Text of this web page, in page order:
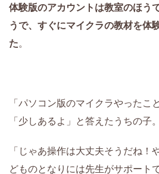
体験版のアカウントは教室のほう
うで、すぐにマイクラの教材を体
た。
「パソコン版のマイクラやったこ
「少しあるよ」と答えたうちの子。
「じゃあ操作は大丈夫そうだね！
どものとなりには先生がサポート